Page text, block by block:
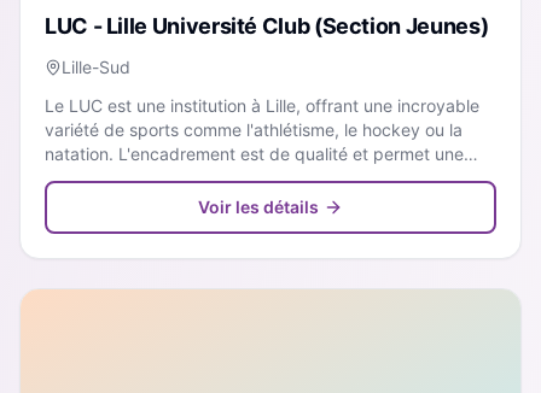
LUC - Lille Université Club (Section Jeunes)
Lille-Sud
Le LUC est une institution à Lille, offrant une incroyable
variété de sports comme l'athlétisme, le hockey ou la
natation. L'encadrement est de qualité et permet une
vraie progression dans la discipline choisie.
Voir les détails